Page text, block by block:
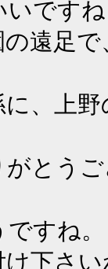
いです
遠足で
、上
とう
すね。
下さ